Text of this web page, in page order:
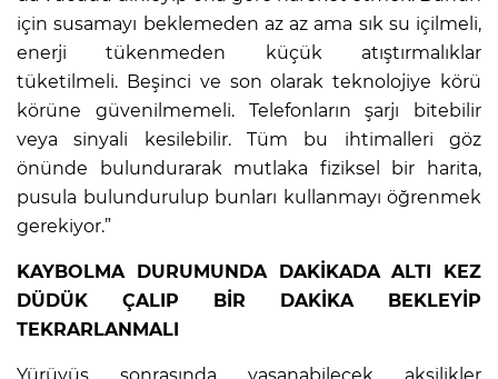
için susamayı beklemeden az az ama sık su içilmeli,
enerji tükenmeden küçük atıştırmalıklar
tüketilmeli. Beşinci ve son olarak teknolojiye körü
körüne güvenilmemeli. Telefonların şarjı bitebilir
veya sinyali kesilebilir. Tüm bu ihtimalleri göz
önünde bulundurarak mutlaka fiziksel bir harita,
pusula bulundurulup bunları kullanmayı öğrenmek
gerekiyor.”
KAYBOLMA DURUMUNDA DAKİKADA ALTI KEZ
DÜDÜK ÇALIP BİR DAKİKA BEKLEYİP
TEKRARLANMALI